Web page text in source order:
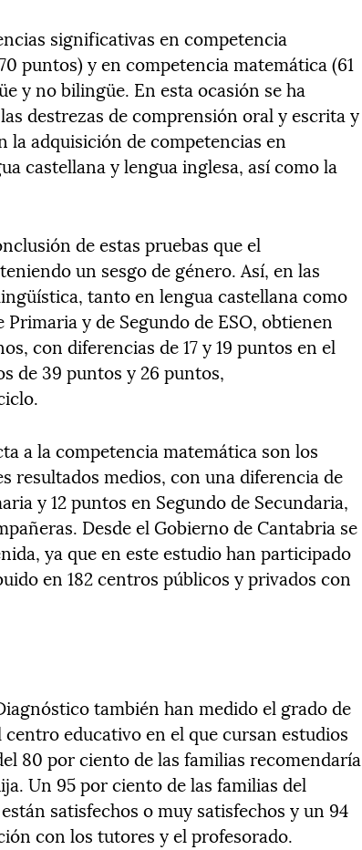
significativas en competencia
puntos) y en competencia matemática (61
y no bilingüe. En esta ocasión se ha
destrezas de comprensión oral y escrita y
adquisición de competencias en
castellana y lengua inglesa, así como la
de estas pruebas que el
un sesgo de género. Así, en las
tanto en lengua castellana como
y de Segundo de ESO, obtienen
con diferencias de 17 y 19 puntos en el
de 39 puntos y 26 puntos,
a la competencia matemática son los
resultados medios, con una diferencia de
y 12 puntos en Segundo de Secundaria,
Desde el Gobierno de Cantabria se
ya que en este estudio han participado
en 182 centros públicos y privados con
también han medido el grado de
educativo en el que cursan estudios
80 por ciento de las familias recomendaría
Un 95 por ciento de las familias del
satisfechos o muy satisfechos y un 94
con los tutores y el profesorado.